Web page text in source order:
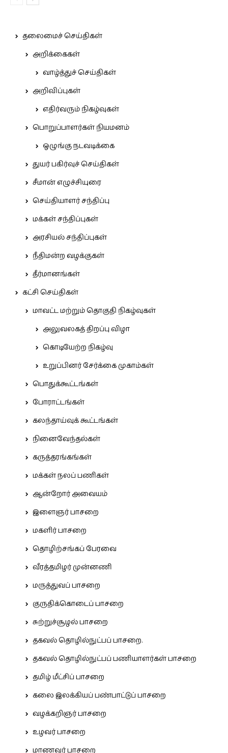
தலைமைச் செய்திகள்
அறிக்கைகள்
வாழ்த்துச் செய்திகள்
அறிவிப்புகள்
எதிர்வரும் நிகழ்வுகள்
பொறுப்பாளர்கள் நியமனம்
ஒழுங்கு நடவடிக்கை
துயர் பகிர்வுச் செய்திகள்
சீமான் எழுச்சியுரை
செய்தியாளர் சந்திப்பு
மக்கள் சந்திப்புகள்
அரசியல் சந்திப்புகள்
நீதிமன்ற வழக்குகள்
தீர்மானங்கள்
கட்சி செய்திகள்
மாவட்ட மற்றும் தொகுதி நிகழ்வுகள்
அலுவலகத் திறப்பு விழா
கொடியேற்ற நிகழ்வு
உறுப்பினர் சேர்க்கை முகாம்கள்
பொதுக்கூட்டங்கள்
போராட்டங்கள்
கலந்தாய்வுக் கூட்டங்கள்
நினைவேந்தல்கள்
கருத்தரங்கங்கள்
மக்கள் நலப் பணிகள்
ஆன்றோர் அவையம்
இளைஞர் பாசறை
மகளிர் பாசறை
தொழிற்சங்கப் பேரவை
வீரத்தமிழர் முன்னணி
மருத்துவப் பாசறை
குருதிக்கொடைப் பாசறை
சுற்றுச்சூழல் பாசறை
தகவல் தொழில்நுட்பப் பாசறை.
தகவல் தொழில்நுட்பப் பணியாளர்கள் பாசறை
தமிழ் மீட்சிப் பாசறை
கலை இலக்கியப் பண்பாட்டுப் பாசறை
வழக்கறிஞர் பாசறை
உழவர் பாசறை
மாணவர் பாசறை